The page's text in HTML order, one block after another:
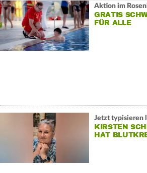
Aktion im
GRATIS
FÜR ALLE
Jetzt typisieren
KIRSTEN
HAT